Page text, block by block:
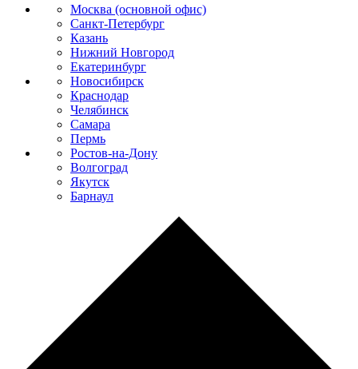
Москва (основной офис)
Санкт-Петербург
Казань
Нижний Новгород
Екатеринбург
Новосибирск
Краснодар
Челябинск
Самара
Пермь
Ростов-на-Дону
Волгоград
Якутск
Барнаул